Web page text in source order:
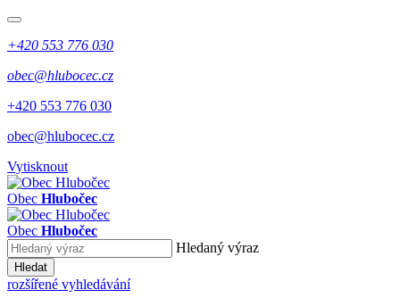
+420 553 776 030
obec@hlubocec.cz
+420 553 776 030
obec@hlubocec.cz
Vytisknout
Obec Hlubočec
Obec Hlubočec
Hledaný výraz
Hledat
rozšířené vyhledávání